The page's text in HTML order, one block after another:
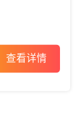
查看详情